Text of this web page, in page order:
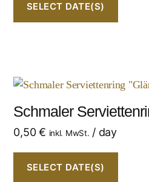
SELECT DATE(S)
Schmaler
0,50€ inkl. MwSt. / day
SELECT DATE(S)